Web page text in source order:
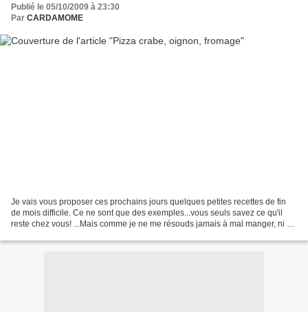
Publié le 05/10/2009 à 23:30
Par CARDAMOME
Je vais vous proposer ces prochains jours quelques petites recettes de fin
de mois difficile. Ce ne sont que des exemples...vous seuls savez ce qu'il
reste chez vous! ...Mais comme je ne me résouds jamais à mal manger, ni à